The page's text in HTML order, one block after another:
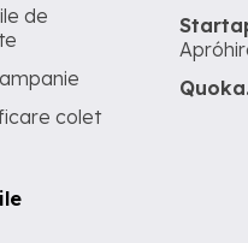
de
colet